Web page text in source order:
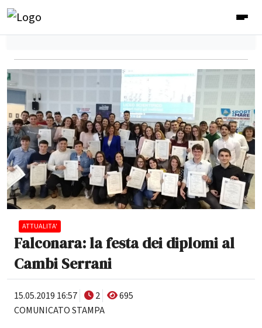
ATTUALITA'
Falconara: la festa dei diplomi al
Cambi Serrani
15.05.2019 16:57 2
695
COMUNICATO STAMPA